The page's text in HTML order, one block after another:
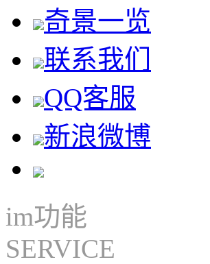
奇景一览
联系我们
QQ客服
新浪微博
im功能
SERVICE